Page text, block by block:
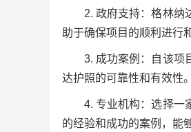
2. 政府支持：格林纳
助于确保项目的顺利进行
3. 成功案例：自该项
达护照的可靠性和有效性。
4. 专业机构：选择一
的经验和成功的案例，能